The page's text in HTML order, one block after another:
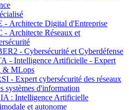
- Architecte Digital d'Entreprise
- Architecte Réseaux et
- Cybersécurité et Cyberdéfense
- Intelligence Artificielle - Expert
& MLops
- Expert cybersécurité des réseaux
systèmes d'information
: Intelligence Artificielle
et autonome